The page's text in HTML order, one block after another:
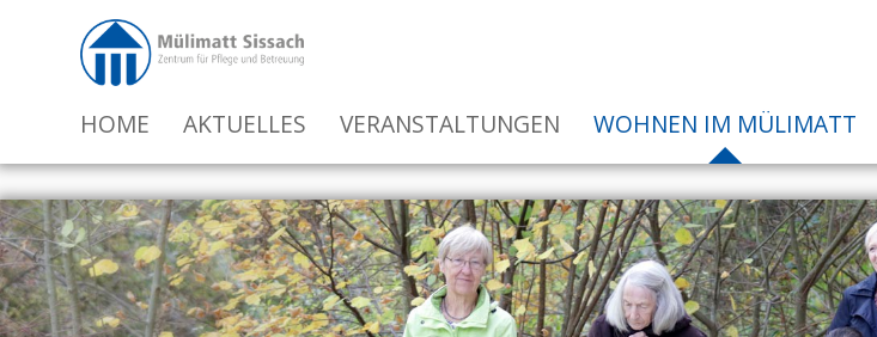
HOME AKTUELLES VERANSTALTUNGEN WOHNEN IM MÜLIMATT